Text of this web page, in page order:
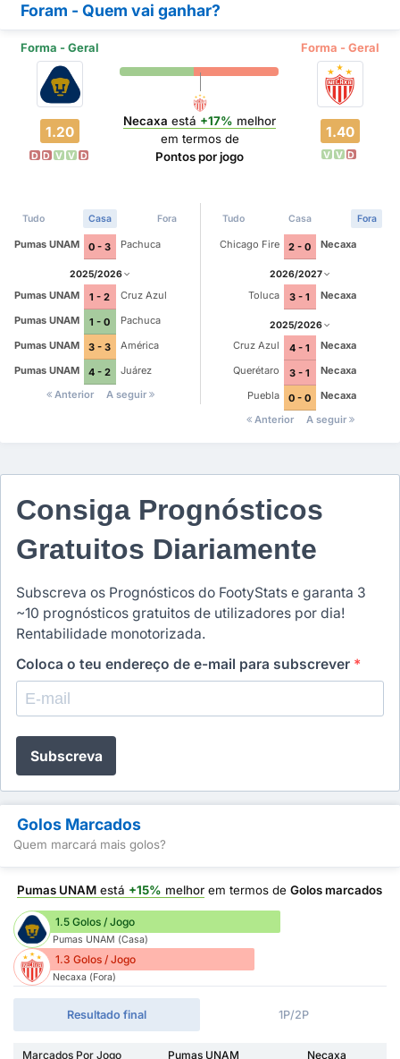
Foram - Quem vai ganhar?
Forma - Geral Forma - Geral
1.20
D D V V D
Necaxa está +17% melhor
em termos de
Pontos por jogo
1.40
V V D
Tudo Casa Fora
Pumas UNAM 0 - 3 Pachuca
2025/2026
Pumas UNAM 1 - 2
Cruz Azul
Pumas UNAM
1 - 0
Pachuca
Pumas UNAM
3 - 3
América
Pumas UNAM
4 - 2
Juárez
Anterior
A seguir
Tudo Casa Fora
Chicago Fire 2 - 0 Necaxa
2026/2027
Toluca 3 - 1 Necaxa
2025/2026
Cruz Azul 4 - 1
Necaxa
Querétaro
3 - 1
Necaxa
Puebla
0 - 0
Necaxa
Anterior
A seguir
Consiga Prognósticos
Gratuitos Diariamente
Subscreva os Prognósticos do FootyStats e garanta 3
~10 prognósticos gratuitos de utilizadores por dia!
Rentabilidade monotorizada.
Coloca o teu endereço de e-mail para subscrever *
Subscreva
Golos Marcados
Quem marcará mais golos?
Pumas UNAM está +15% melhor em termos de Golos marcados
1.5 Golos / Jogo
Pumas UNAM (Casa)
1.3 Golos / Jogo
Necaxa (Fora)
Resultado final 1P/2P
Marcados Por Jogo Pumas UNAM Necaxa